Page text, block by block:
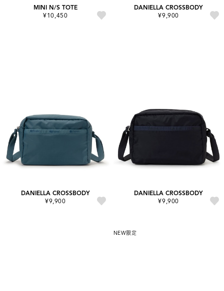
MINI N/S TOTE
¥10,450
DANIELLA CROSSBODY
¥9,900
DANIELLA CROSSBODY
¥9,900
DANIELLA CROSSBODY
¥9,900
NEW限定